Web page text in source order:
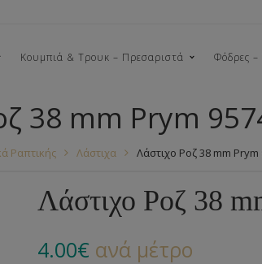
Νήματα
Αξεσουάρ
Κρόσια
Φυτίλια- Κορδόνια
Διάφορες Τρέσες
Κουμπιά & Τρουκ – Πρεσαριστά
Ξύλινα
Πουκαμίσου
Στρας
Φόδρες
38 mm Prym
Ραπτικής Λάστιχα Λάστιχο Ροζ 38 mm Prym
Λάστιχο Ροζ 38
4.00€ ανά μέτρο